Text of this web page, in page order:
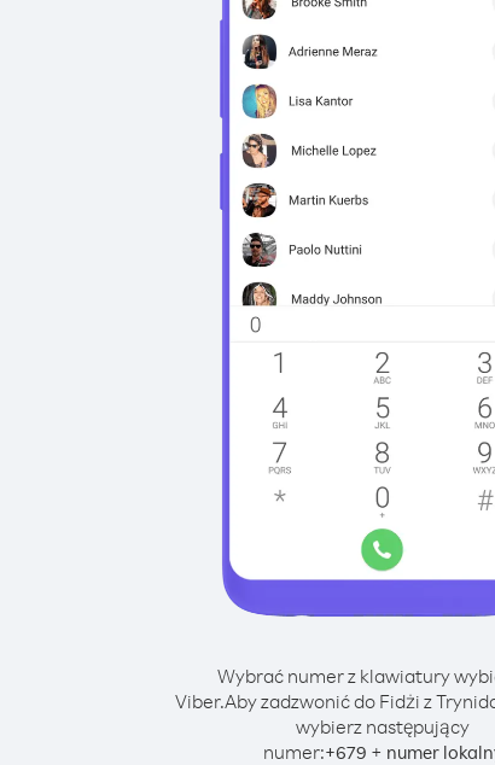
Wybrać numer z klawiatury
Viber.Aby zadzwonić do Fidżi z
wybierz następujący
numer:+679 + numer